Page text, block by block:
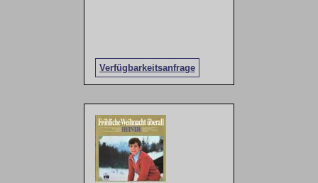
Verfügbarkeitsanfrage